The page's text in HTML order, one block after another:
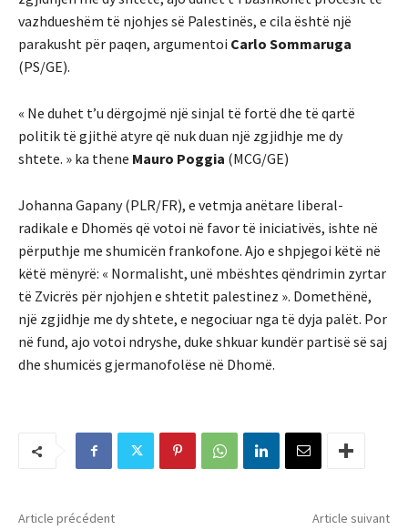
vazhdueshëm të njohjes së Palestinës, e cila është një
parakusht për paqen, argumentoi Carlo Sommaruga
(PS/GE).
« Ne duhet t’u dërgojmë një sinjal të fortë dhe të qartë
politik të gjithë atyre që nuk duan një zgjidhje me dy
shtete. » ka thene Mauro Poggia (MCG/GE)
Johanna Gapany (PLR/FR), e vetmja anëtare liberal-
radikale e Dhomës që votoi në favor të iniciativës, ishte në
përputhje me shumicën frankofone. Ajo e shpjegoi këtë në
këtë mënyrë: « Normalisht, unë mbështes qëndrimin zyrtar
të Zvicrës për njohjen e shtetit palestinez ». Domethënë,
një zgjidhje me dy shtete, e negociuar nga të dyja palët. Por
në fund, ajo votoi ndryshe, duke shkuar kundër partisë së saj
dhe shumicës gjermanofolëse në Dhomë.
Article précédent Article suivant